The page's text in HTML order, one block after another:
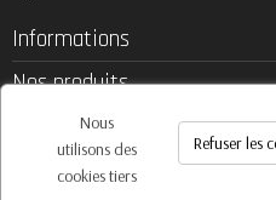
Informations
Nos produits
Notre société
Contactez-nous
Nous
utilisons des
cookies tiers
Refuser les